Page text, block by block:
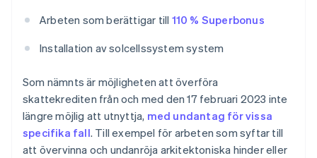
Arbeten som berättigar till 110 % Superbonus
Installation av solcellssystem system
Som nämnts är möjligheten att överföra
skattekrediten från och med den 17 februari 2023 inte
längre möjlig att utnyttja, med undantag för vissa
specifika fall. Till exempel för arbeten som syftar till
att övervinna och undanröja arkitektoniska hinder eller